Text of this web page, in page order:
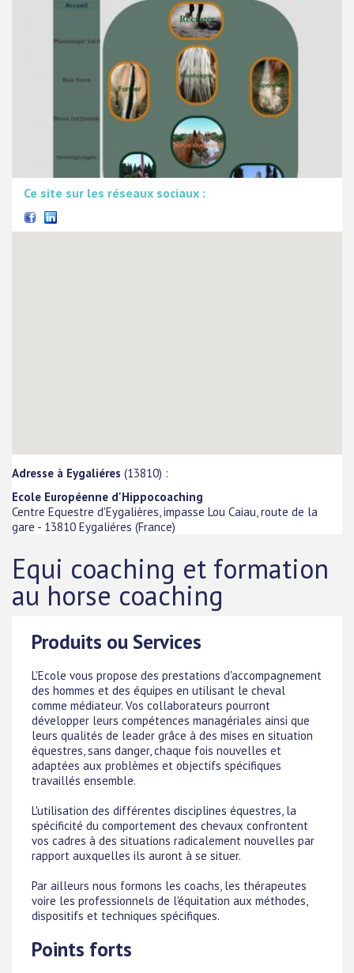
Ce site sur les réseaux sociaux :
Adresse à Eygaliéres (13810) :
Ecole Européenne d'Hippocoaching
Centre Equestre d'Eygalières, impasse Lou Caiau, route de la
gare - 13810 Eygaliéres (France)
Equi coaching et formation
au horse coaching
Produits ou Services
L'Ecole vous propose des prestations d'accompagnement
des hommes et des équipes en utilisant le cheval
comme médiateur. Vos collaborateurs pourront
développer leurs compétences managériales ainsi que
leurs qualités de leader grâce à des mises en situation
équestres, sans danger, chaque fois nouvelles et
adaptées aux problèmes et objectifs spécifiques
travaillés ensemble.
L'utilisation des différentes disciplines équestres, la
spécificité du comportement des chevaux confrontent
vos cadres à des situations radicalement nouvelles par
rapport auxquelles ils auront à se situer.
Par ailleurs nous formons les coachs, les thérapeutes
voire les professionnels de l'équitation aux méthodes,
dispositifs et techniques spécifiques.
Points forts